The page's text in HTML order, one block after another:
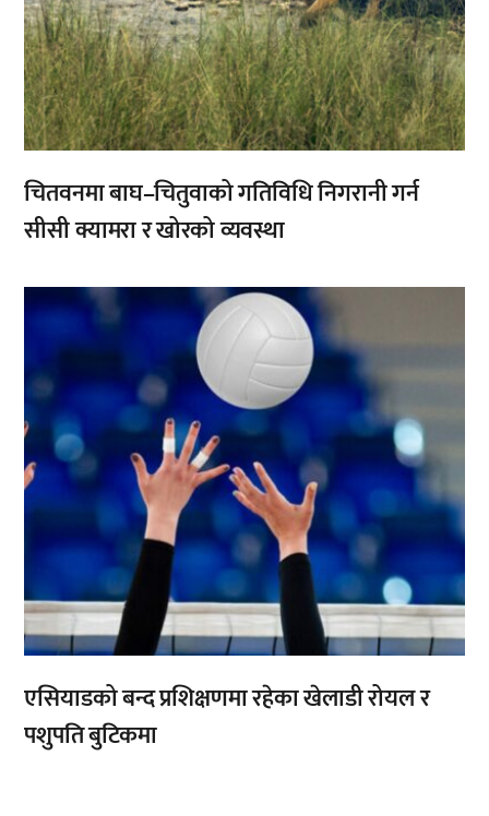
चितवनमा बाघ–चितुवाको गतिविधि निगरानी गर्न
सीसी क्यामरा र खोरको व्यवस्था
,
एसियाडको बन्द प्रशिक्षणमा रहेका खेलाडी रोयल र
पशुपति बुटिकमा